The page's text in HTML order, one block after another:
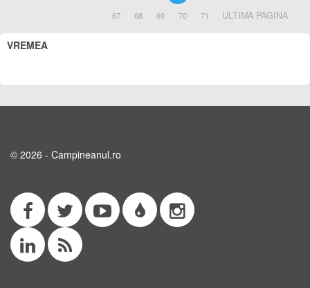
67
68 69 70 71 ULTIMA PAGINA
VREMEA
© 2026 - Campineanul.ro